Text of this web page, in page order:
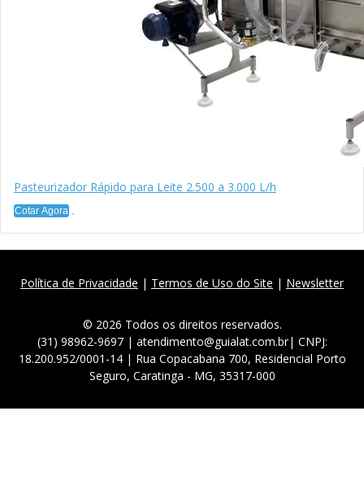
Pasteurizador Rápido para Leite 2.500 a 3.000 L/h
Cotar Agora
Política de Privacidade | Termos de Uso do Site | Newsletter
© 2026 Todos os direitos reservados.
(31) 98962-9697 | atendimento@guialat.com.br| CNPJ:
18.200.952/0001-14 | Rua Copacabana 700, Residencial Porto
Seguro, Caratinga - MG, 35317-000